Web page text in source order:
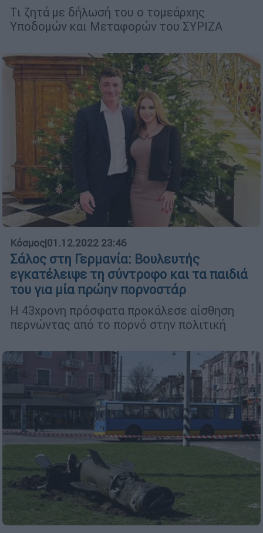
Τι ζητά με δήλωσή του ο τομεάρχης
Υποδομών και Μεταφορών του ΣΥΡΙΖΑ
Κόσμος|01.12.2022 23:46
Σάλος στη Γερμανία: Βουλευτής
εγκατέλειψε τη σύντροφο και τα παιδιά
του για μία πρώην πορνοστάρ
Η 43χρονη πρόσφατα προκάλεσε αίσθηση
περνώντας από το πορνό στην πολιτική